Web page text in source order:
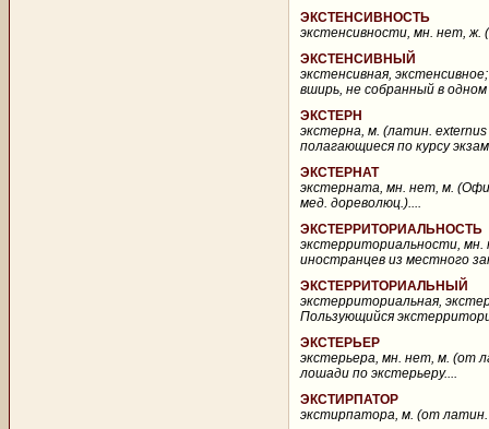
ЭКСТЕНСИВНОСТЬ
экстенсивности, мн. нет, ж.
ЭКСТЕНСИВНЫЙ
экстенсивная,
вширь, не собранный в
ЭКСТЕРН
экстерна, м. (латин.
полагающиеся по курсу
ЭКСТЕРНАТ
экстерната, мн. нет, м.
мед. дореволюц.)....
ЭКСТЕРРИТОРИАЛЬНОСТЬ
экстерриториальности, мн.
иностранцев из местного
ЭКСТЕРРИТОРИАЛЬНЫЙ
экстерриториальная,
Пользующийся
ЭКСТЕРЬЕР
экстерьера, мн. нет, м. (от
лошади по экстерьеру....
ЭКСТИРПАТОР
экстирпатора, м. (от латин.